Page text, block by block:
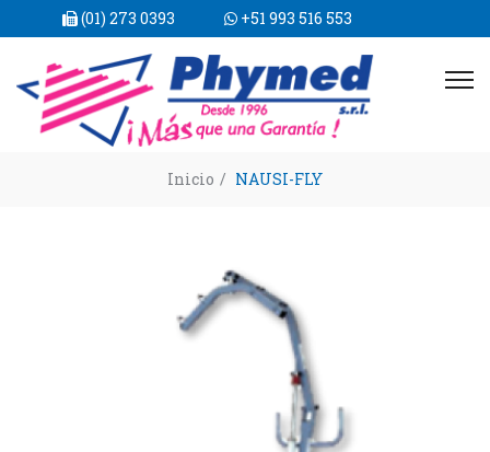
(01) 273 0393 +51 993 516 553
Inicio / NAUSI-FLY